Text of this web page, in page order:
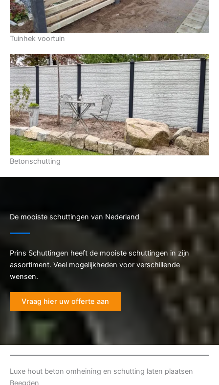
Tuinhek voortuin
Betonschutting
De mooiste schuttingen van Nederland
Prins Schuttingen heeft de mooiste schuttingen in zijn
assortiment. Veel mogelijkheden voor verschillende
wensen.
Vraag hier uw offerte aan
Luxe hout beton omheining en schutting laten plaatsen
Beegden